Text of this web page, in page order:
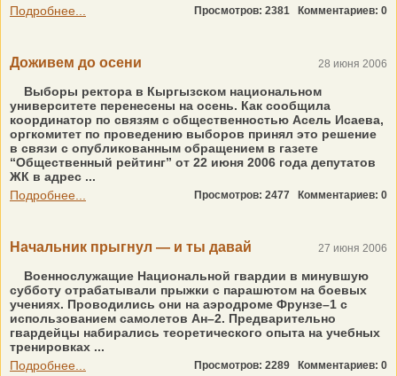
Подробнее...
Просмотров: 2381 Комментариев: 0
Доживем до осени 28 июня 2006
Выборы ректора в Кыргызском национальном
университете перенесены на осень. Как сообщила
координатор по связям с общественностью Асель Исаева,
оргкомитет по проведению выборов принял это решение
в связи с опубликованным обращением в газете
“Общественный рейтинг” от 22 июня 2006 года депутатов
ЖК в адрес ...
Подробнее...
Просмотров: 2477 Комментариев: 0
Начальник прыгнул — и ты давай 27 июня 2006
Военнослужащие Национальной гвардии в минувшую
субботу отрабатывали прыжки с парашютом на боевых
учениях. Проводились они на аэродроме Фрунзе–1 с
использованием самолетов Ан–2. Предварительно
гвардейцы набирались теоретического опыта на учебных
тренировках ...
Подробнее...
Просмотров: 2289 Комментариев: 0